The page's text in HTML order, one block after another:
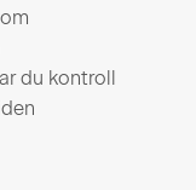
du kontroll